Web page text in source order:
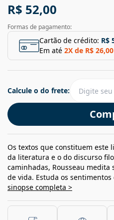
R$ 52,00
Formas de pagamento:
Cartão de crédito: R$
Em até 2X de R$ 26,00
Calcule o do frete:
Os textos que constituem
da literatura e o do discurso
caminhadas, Rousseau
de vida. Estuda os
sinopse completa >